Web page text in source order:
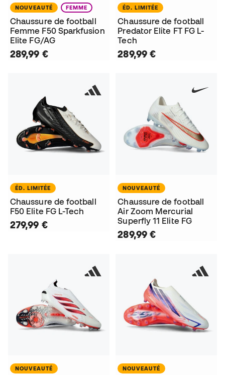
NOUVEAUTÉ FEMME
Chaussure de football
Femme F50 Sparkfusion
Elite FG/AG
289,99 €
ÉD. LIMITÉE
Chaussure de football
Predator Elite FT FG L-
Tech
289,99 €
ÉD. LIMITÉE
Chaussure de football
F50 Elite FG L-Tech
279,99 €
NOUVEAUTÉ
Chaussure de football
Air Zoom Mercurial
Superfly 11 Elite FG
289,99 €
NOUVEAUTÉ NOUVEAUTÉ